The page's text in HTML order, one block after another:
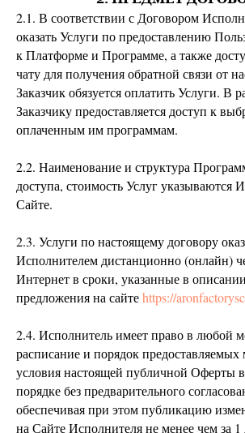
2.1. В соответствии с Договором
оказать Услуги по предоставлению
к Платформе и Программе, а также
чату для получения обратной связи от
Заказчик обязуется оплатить Услуги. В
Заказчику предоставляется доступ к
оплаченным им программам.
2.2. Наименование и структура
доступа, стоимость Услуг указываются
Сайте.
2.3. Услуги по настоящему договору
Исполнителем дистанционно (онлайн)
Интернет в сроки, указанные в
предложения на сайтеhttps://
2.4. Исполнитель имеет право в любой
расписание и порядок
условия настоящей публичной Оферты
порядке без предварительного
обеспечивая при этом публикацию
на Сайте Исполнителя не менее чем за 1